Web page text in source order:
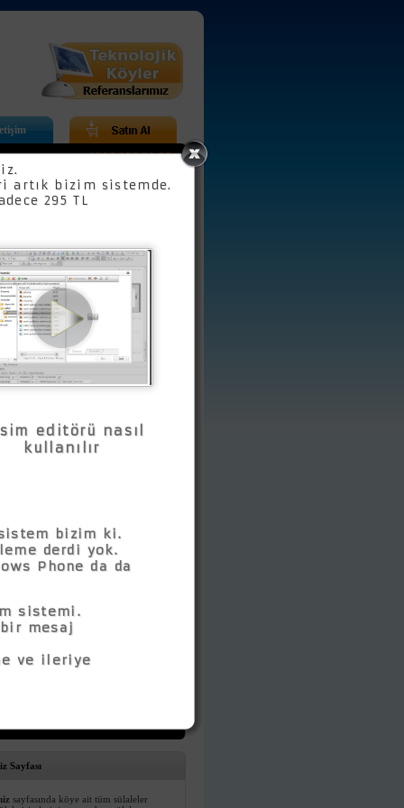
arayabilirsiniz
Sayfası
sayfasında köye ait tüm sülaleler